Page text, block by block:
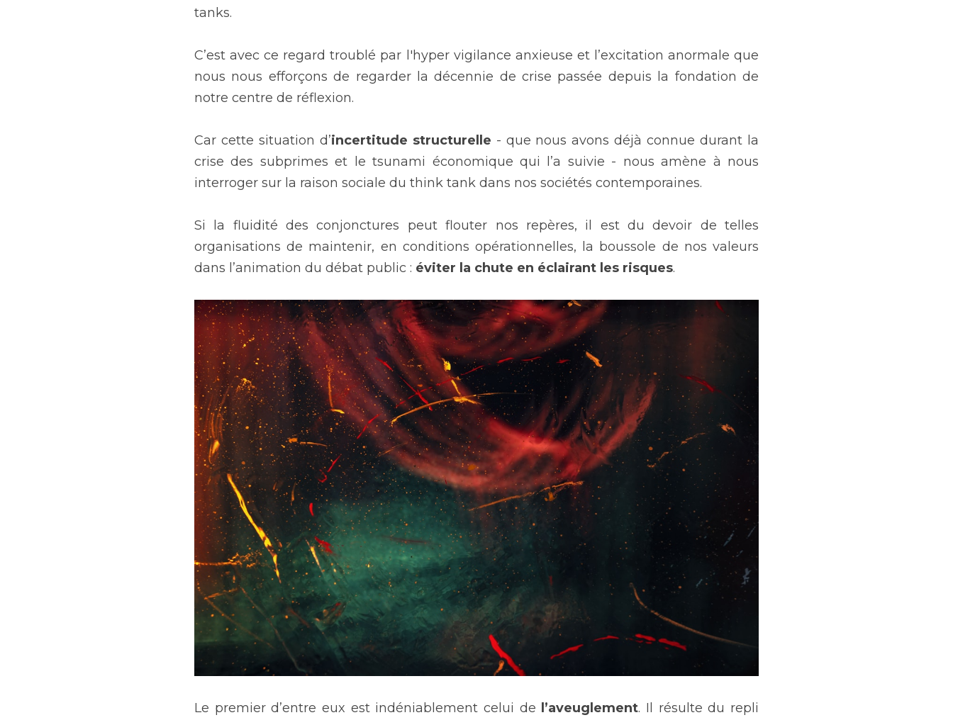
tanks.
C’est avec ce regard troublé par l'hyper vigilance anxieuse et l’excitation anormale que
nous nous efforçons de regarder la décennie de crise passée depuis la fondation de
notre centre de réflexion.
Car cette situation d’incertitude structurelle - que nous avons déjà connue durant la
crise des subprimes et le tsunami économique qui l’a suivie - nous amène à nous
interroger sur la raison sociale du think tank dans nos sociétés contemporaines.
Si la fluidité des conjonctures peut flouter nos repères, il est du devoir de telles
organisations de maintenir, en conditions opérationnelles, la boussole de nos valeurs
dans l’animation du débat public : éviter la chute en éclairant les risques.
Le premier d’entre eux est indéniablement celui de l’aveuglement. Il résulte du repli